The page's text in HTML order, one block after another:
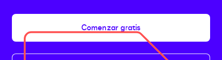
Comenzar gratis